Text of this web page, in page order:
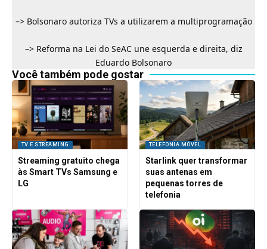
–> Bolsonaro autoriza TVs a utilizarem a multiprogramação
–> Reforma na Lei do SeAC une esquerda e direita, diz
Eduardo Bolsonaro
Você também pode gostar
TV E STREAMING
Streaming gratuito chega
às Smart TVs Samsung e
LG
TELEFONIA MÓVEL
Starlink quer transformar
suas antenas em
pequenas torres de
telefonia